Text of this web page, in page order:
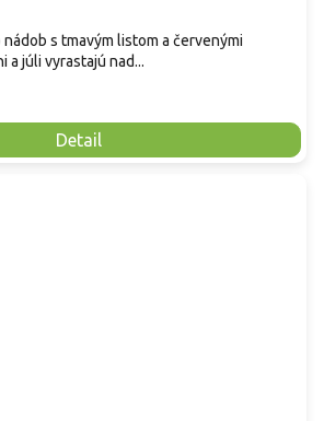
Detail
s tmavým listom a červenými
a júli vyrastajú nad...